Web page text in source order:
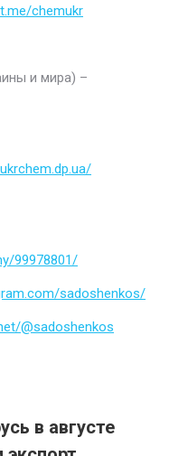
chemukr
и мира) –
99978801/
sadoshenkos/
@sadoshenkos
в августе